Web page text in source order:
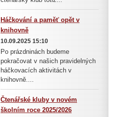
Háčkování a paměť opět v
knihovně
10.09.2025 15:10
Po prázdninách budeme
pokračovat v našich pravidelných
háčkovacích aktivitách v
knihovně....
Čtenářské kluby v novém
školním roce 2025/2026